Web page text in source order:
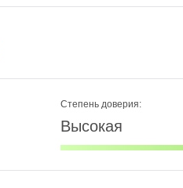
Степень доверия:
Высокая